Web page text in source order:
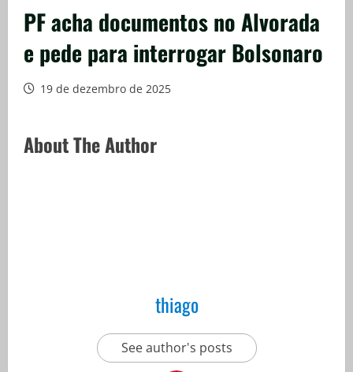
PF acha documentos no Alvorada
e pede para interrogar Bolsonaro
19 de dezembro de 2025
About The Author
thiago
See author's posts